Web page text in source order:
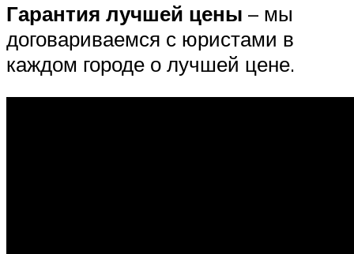
Гарантия лучшей цены – мы
договариваемся с юристами в
каждом городе о лучшей цене.